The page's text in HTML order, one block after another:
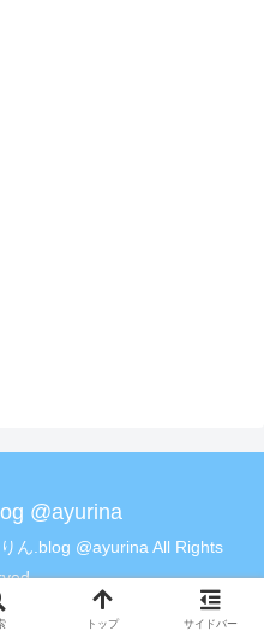
@ayurina
ん.blog @ayurina All Rights
トップ サイドバー